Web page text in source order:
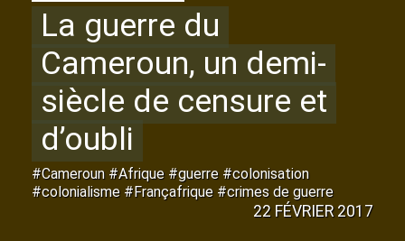
La guerre du
Cameroun, un demi-
siècle de censure et
d’oubli
#Cameroun #Afrique #guerre #colonisation
#colonialisme #Françafrique #crimes de guerre
22 FÉVRIER 2017